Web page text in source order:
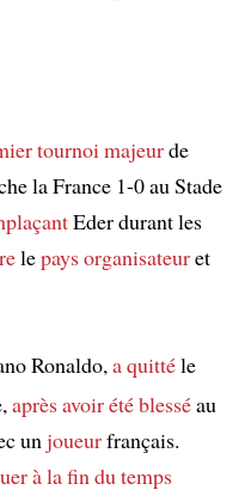
tournoi majeurde
la France 1-0 au Stade
Eder durant les
lepays organisateuret
Ronaldo,a quittéle
après avoir été blesséau
unjoueurfrançais.
à la fin du temps